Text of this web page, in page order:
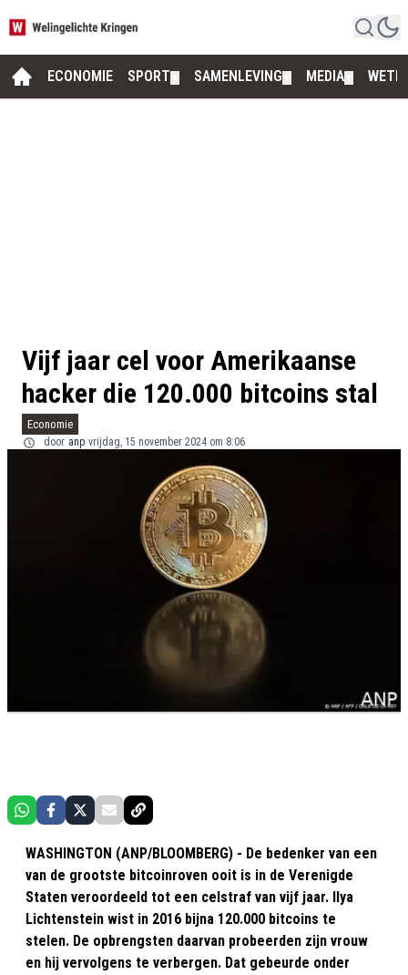
ECONOMIE SPORT SAMENLEVING MEDIA
Vijf jaar cel voor Amerikaanse
hacker die 120.000 bitcoins stal
Economie
door anp vrijdag, 15 november 2024 om 8:06
WASHINGTON (ANP/BLOOMBERG) - De bedenker van een
van de grootste bitcoinroven ooit is in de Verenigde
Staten veroordeeld tot een celstraf van vijf jaar. Ilya
Lichtenstein wist in 2016 bijna 120.000 bitcoins te
stelen. De opbrengsten daarvan probeerden zijn vrouw
en hij vervolgens te verbergen. Dat gebeurde onder